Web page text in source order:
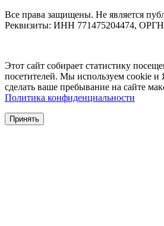
Все права защищены. Не является
Реквизиты: ИНН 771475204474,
Этот сайт собирает статистику
посетителей. Мы используем cookie
сделать ваше пребывание на сайте
Политика конфиденциальности
Принять